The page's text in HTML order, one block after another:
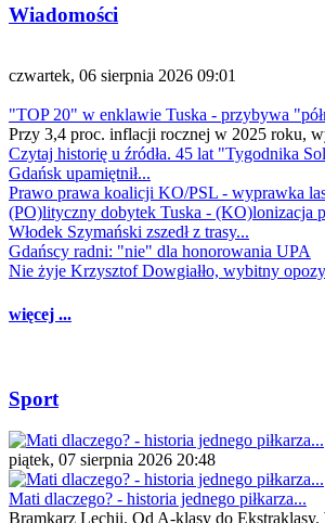
Wiadomości
czwartek, 06 sierpnia 2026 09:01
"TOP 20" w enklawie Tuska - przybywa
Przy 3,4 proc. inflacji rocznej w 2025 roku,
Czytaj historię u źródła. 45 lat "Tygodnika
Gdańsk upamiętnił...
Prawo prawa koalicji KO/PSL - wyprawka
(PO)lityczny dobytek Tuska - (KO)lonizacja
Włodek Szymański zszedł z trasy...
Gdańscy radni: "nie" dla honorowania UPA
Nie żyje Krzysztof Dowgiałło, wybitny
więcej ...
Sport
piątek, 07 sierpnia 2026 20:48
Mati dlaczego? - historia jednego piłkarza...
Bramkarz Lechii. Od A-klasy do Ekstraklasy.